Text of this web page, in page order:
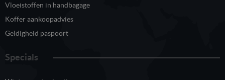
Vloeistoffen in handbagage
Koffer aankoopadvies
Geldigheid paspoort
Specials